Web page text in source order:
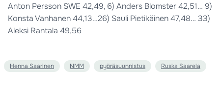
Anton Persson SWE 42,49, 6) Anders Blomster 42,51… 9)
Konsta Vanhanen 44,13…26) Sauli Pietikäinen 47,48… 33)
Aleksi Rantala 49,56
Henna Saarinen NMM pyöräsuunnistus Ruska Saarela